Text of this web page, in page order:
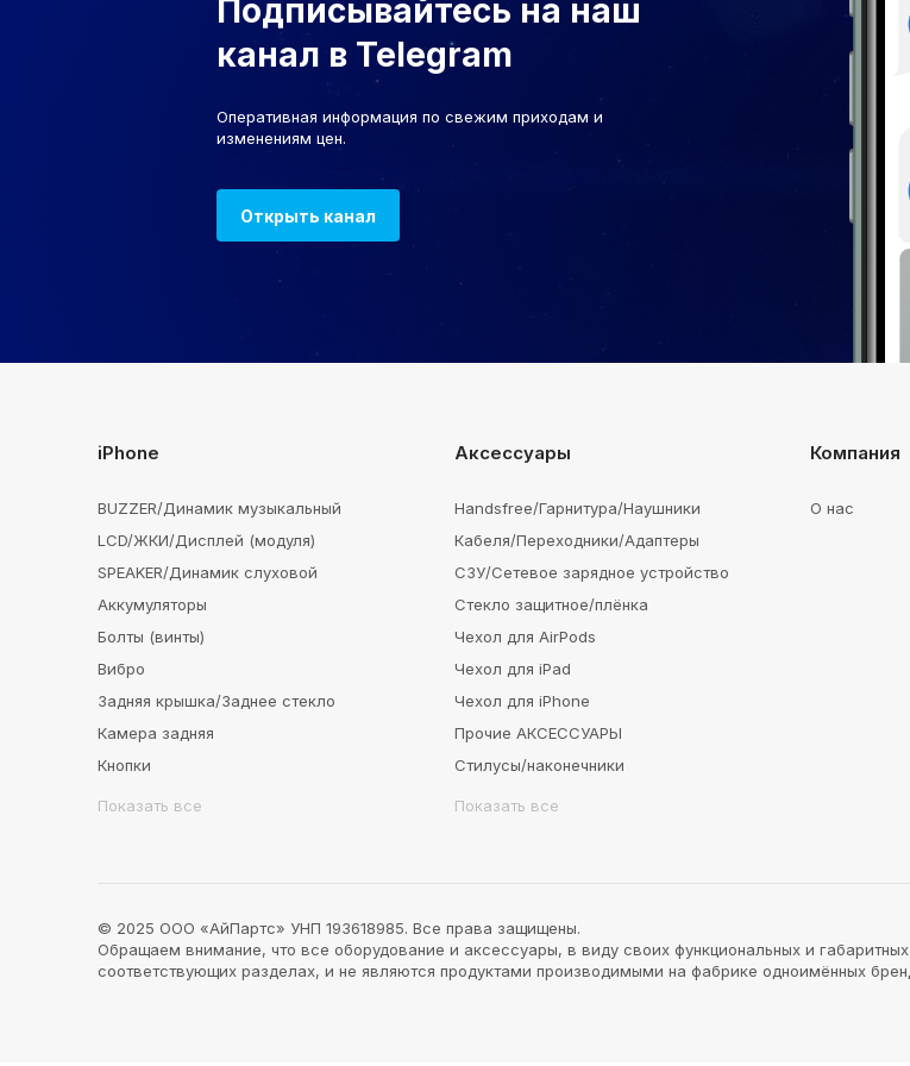
Подписывайтесь на наш
канал в Telegram
Оперативная информация по свежим приходам и
изменениям цен.
Открыть канал
iPhone
BUZZER/Динамик музыкальный
LCD/ЖКИ/Дисплей (модуля)
SPEAKER/Динамик слуховой
Аккумуляторы
Болты (винты)
Вибро
Задняя крышка/Заднее стекло
Камера задняя
Кнопки
Показать все
Аксессуары
Handsfree/Гарнитура/Наушники
Кабеля/Переходники/Адаптеры
СЗУ/Сетевое зарядное устройство
Стекло защитное/плёнка
Чехол для AirPods
Чехол для iPad
Чехол для iPhone
Прочие АКСЕССУАРЫ
Стилусы/наконечники
Показать все
Компания
О нас
© 2025 ООО «АйПартс» УНП 193618985. Все права защищены.
Обращаем внимание, что все оборудование и аксессуары, в виду своих функциональных и
соответствующих разделах, и не являются продуктами производимыми на фабрике одноимённых